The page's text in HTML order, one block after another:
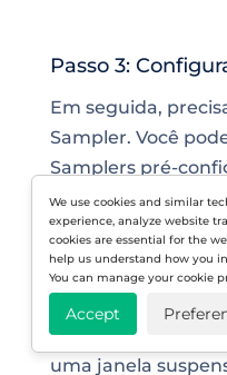
Passo 3:
Em seguida,
Sampler. Você
Samplers pré-
selecionar um dos
exemplo,
configurada.
Para iniciar esse
botão direito no
uma janela
We use cookies and similar
experience, analyze website
cookies are essential for the
help us understand how you
You can manage your cookie
Accept